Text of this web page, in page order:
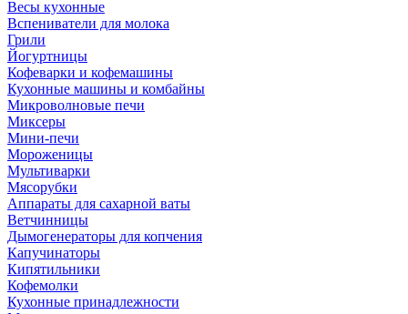
Весы кухонные
Вспениватели для молока
Грили
Йогуртницы
Кофеварки и кофемашины
Кухонные машины и комбайны
Микроволновые печи
Миксеры
Мини-печи
Мороженицы
Мультиварки
Мясорубки
Аппараты для сахарной ваты
Ветчинницы
Дымогенераторы для копчения
Капучинаторы
Кипятильники
Кофемолки
Кухонные принадлежности